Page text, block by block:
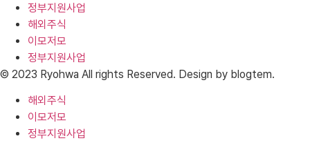
정부지원사업
해외주식
이모저모
정부지원사업
© 2023 Ryohwa All rights Reserved. Design by blogtem.
해외주식
이모저모
정부지원사업